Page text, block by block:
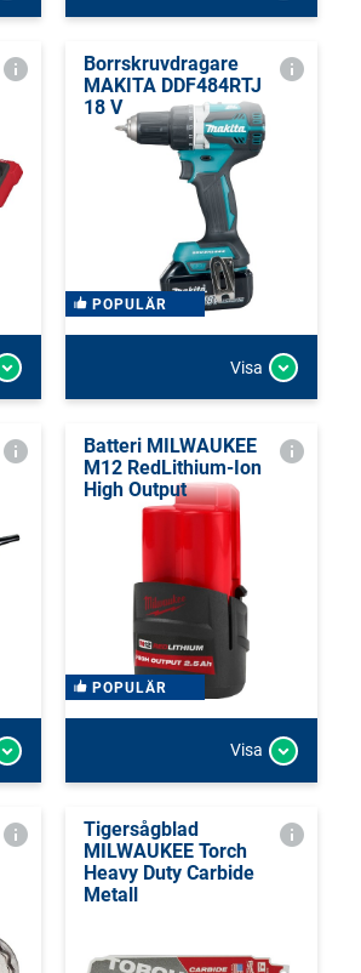
Borrskruvdragare
MAKITA DDF484RTJ
18 V
POPULÄR
Visa
Batteri MILWAUKEE
M12 RedLithium-Ion
High Output
POPULÄR
Visa
Tigersågblad
MILWAUKEE Torch
Heavy Duty Carbide
Metall